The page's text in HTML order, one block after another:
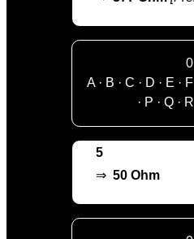
0
A· B ·C · D · E · F
· P · Q· R
5
⇒ 50 Ohm